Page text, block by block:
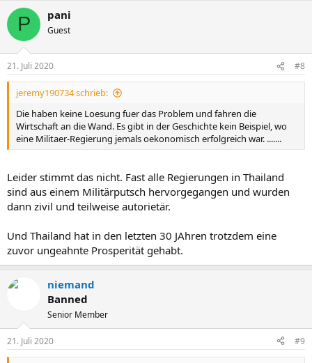
k
i
e
n
P pani
Guest
21. Juli 2020 #8
jeremy190734 schrieb:
Die haben keine Loesung fuer das Problem und fahren die
Wirtschaft an die Wand. Es gibt in der Geschichte kein Beispiel, wo
eine Militaer-Regierung jemals oekonomisch erfolgreich war. .......
Leider stimmt das nicht. Fast alle Regierungen in Thailand
sind aus einem Militärputsch hervorgegangen und wurden
dann zivil und teilweise autorietär.
Und Thailand hat in den letzten 30 JAhren trotzdem eine
zuvor ungeahnte Prosperität gehabt.
niemand
Banned
Senior Member
21. Juli 2020 #9